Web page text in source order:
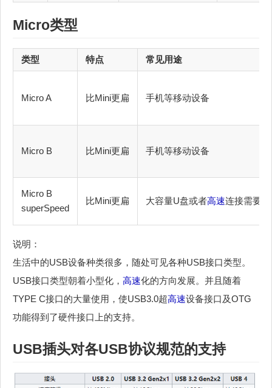
Micro类型
类型 特点 常见用途
Micro A 比Mini更扁 手机等移动设备
Micro B 比Mini更扁 手机等移动设备
Micro B
superSpeed
比Mini更扁 大容量U盘或者高速连接需要
说明：
生活中的USB设备种类很多，随处可见各种USB接口类型。
USB接口类型朝着小型化， 高速化的方向发展。并且随着
TYPE C接口的大量使用，使USB3.0超高速设备接口及OTG
功能得到了硬件接口上的支持。
USB插头对各USB协议规范的支持